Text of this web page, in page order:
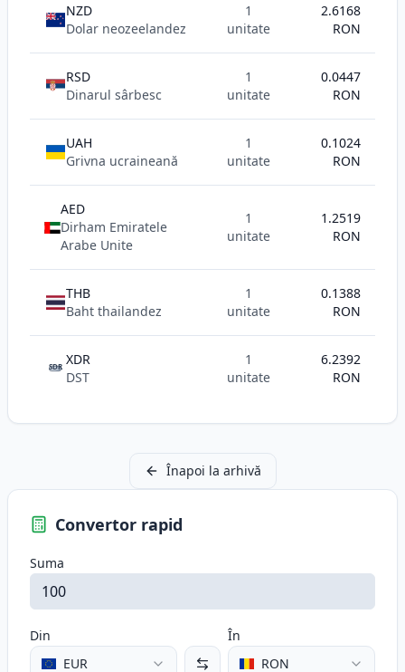
Convertor rapid
Suma
Din
EUR
În
RON
NZD
Dolar neozeelandez
1
unitate
2.6168
RON
RSD
Dinarul sârbesc
1
unitate
0.0447
RON
UAH
Grivna ucraineană
1
unitate
0.1024
RON
AED
Dirham Emiratele
Arabe Unite
1
unitate
1.2519
RON
THB
Baht thailandez
1
unitate
0.1388
RON
SDR XDR
DST
1
unitate
6.2392
RON
Înapoi la arhivă